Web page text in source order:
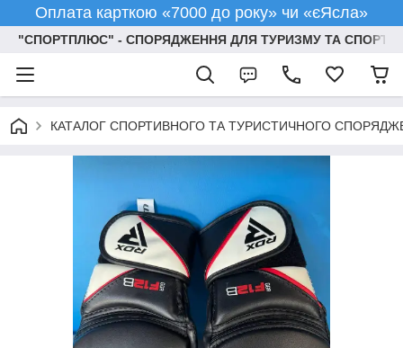
Оплата карткою «7000 до року» чи «єЯсла»
"СПОРТПЛЮС" - СПОРЯДЖЕННЯ ДЛЯ ТУРИЗМУ ТА СПОРТУ
КАТАЛОГ СПОРТИВНОГО ТА ТУРИСТИЧНОГО